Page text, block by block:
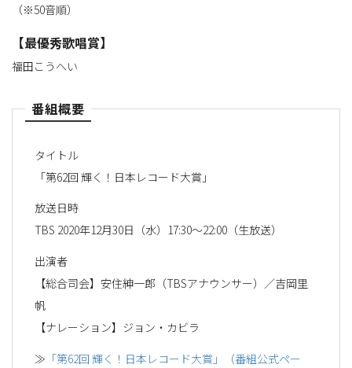
（※50音順）
【最優秀歌唱賞】
福田こうへい
番組概要
タイトル
「第62回 輝く！日本レコード大賞」
放送日時
TBS 2020年12月30日（水）17:30～22:00（生放送）
出演者
【総合司会】安住紳一郎（TBSアナウンサー）／吉岡里
帆
【ナレーション】ジョン・カビラ
≫ 「第62回 輝く！日本レコード大賞」（番組公式ペー